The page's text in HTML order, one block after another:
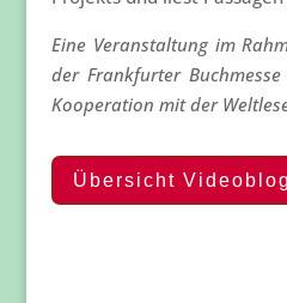
Eine Veranstaltung im
der Frankfurter
Kooperation mit der
Übersicht